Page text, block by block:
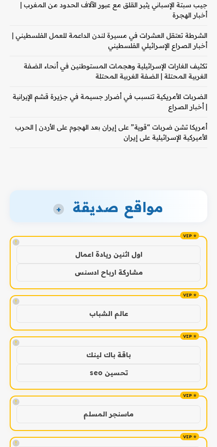
جيب سبتة الإسباني يثير القلق مع عبور الآلاف الحدود من المغرب |
أخبار الهجرة
الشرطة تعتقل العشرات في مسيرة لندن الداعمة للعمل الفلسطيني |
أخبار الصراع الإسرائيلي الفلسطيني
تكثيف الغارات الإسرائيلية وهجمات المستوطنين في أنحاء الضفة
الغربية المحتلة | الضفة الغربية المحتلة
الضربات الأمريكية تتسبب في أضرار جسيمة في جزيرة قشم الإيرانية
| أخبار الصراع
أمريكا تشن ضربات “قوية” على إيران بعد الهجوم على الأردن | الحرب
الأميركية الإسرائيلية على إيران
مواقع صديقة +
!
اول اثنين ريادة اعمال
مشاركة ارباح ادسنس
!
عالم الشباب
!
باقة باك لينك
تحسين seo
!
ماسنجر المسلم
!